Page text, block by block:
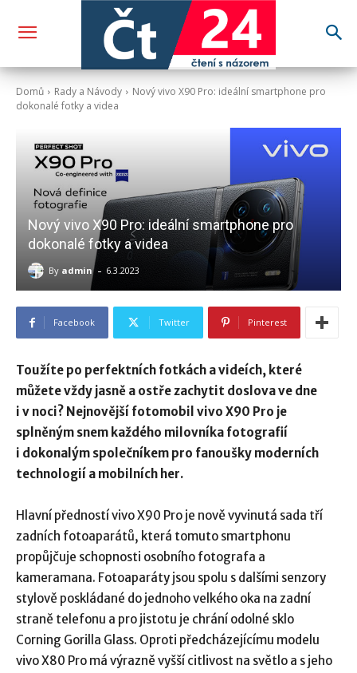
Domů Rady a Návody
Nový vivo X90 Pro: ideální smartphone pro
dokonalé fotky a videa
Nový vivo X90 Pro: ideální smartphone pro
dokonalé fotky a videa
By admin - 6.3.2023
Facebook Twitter Pinterest
Toužíte po perfektních fotkách a videích, které
můžete vždy jasně a ostře zachytit doslova ve dne
i v noci? Nejnovější fotomobil vivo X90 Pro je
splněným snem každého milovníka fotografií
i dokonalým společníkem pro fanoušky moderních
technologií a mobilních her.
Hlavní předností vivo X90 Pro je nově vyvinutá sada tří
zadních fotoaparátů, která tomuto smartphonu
propůjčuje schopnosti osobního fotografa a
kameramana. Fotoaparáty jsou spolu s dalšími senzory
stylově poskládané do jednoho velkého oka na zadní
straně telefonu a pro jistotu je chrání odolné sklo
Corning Gorilla Glass. Oproti předcházejícímu modelu
vivo X80 Pro má výrazně vyšší citlivost na světlo a s jeho